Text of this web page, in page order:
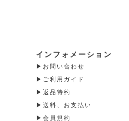
インフォメーション
お問い合わせ
ご利用ガイド
返品特約
送料、お支払い
会員規約